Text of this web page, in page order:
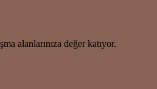
alanlarınıza değer katıyor.